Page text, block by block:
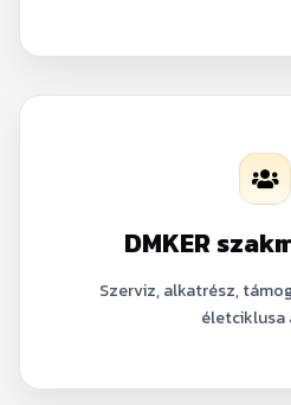
DMKER
Szerviz, alkatrész,
életciklusa